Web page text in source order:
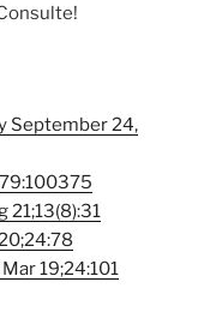
September 24,
21;13(8):31
19;24:101